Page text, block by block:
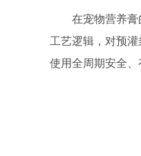
在宠物营养
工艺逻辑，对预
使用全周期安全、